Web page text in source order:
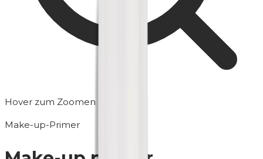
Hover zum Zoomen
Make-up-Primer